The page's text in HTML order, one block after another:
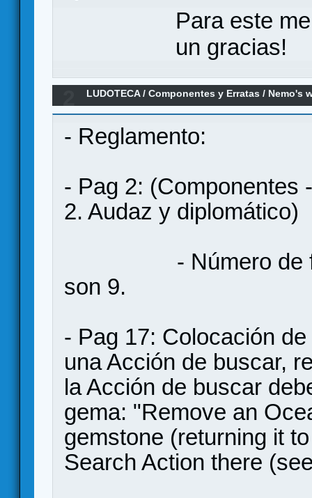
Para este
un gracias!
LUDOTECA/Componentes y Erratas / Nemo's
- Reglamento:
- Pag 2: (Componentes
2. Audaz y diplomático)
- Número de
son 9.
- Pag 17: Colocación
una Acción de buscar,
la Acción de buscar
gema: "Remove an
gemstone (returning it
Search Action there